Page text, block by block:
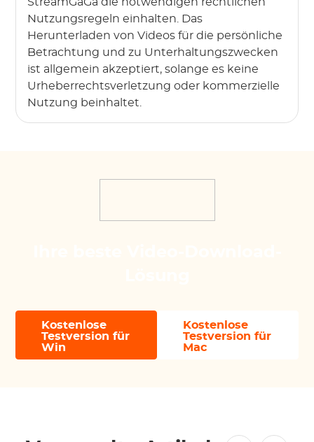
Nutzungsregeln einhalten. Das
Herunterladen von Videos für die persönliche
Betrachtung und zu Unterhaltungszwecken
ist allgemein akzeptiert, solange es keine
Urheberrechtsverletzung oder kommerzielle
Nutzung beinhaltet.
Kostenlose
Testversion für
Win
Kostenlose
Testversion für
Mac